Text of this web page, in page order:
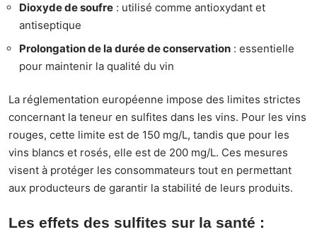
Dioxyde de soufre : utilisé comme antioxydant et
antiseptique
Prolongation de la durée de conservation : essentielle
pour maintenir la qualité du vin
La réglementation européenne impose des limites strictes
concernant la teneur en sulfites dans les vins. Pour les vins
rouges, cette limite est de 150 mg/L, tandis que pour les
vins blancs et rosés, elle est de 200 mg/L. Ces mesures
visent à protéger les consommateurs tout en permettant
aux producteurs de garantir la stabilité de leurs produits.
Les effets des sulfites sur la santé :